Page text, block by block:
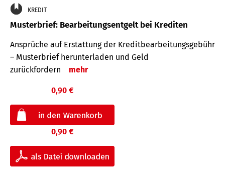
KREDIT
Musterbrief: Bearbeitungsentgelt bei Krediten
Ansprüche auf Erstattung der Kreditbearbeitungsgebühr
– Musterbrief herunterladen und Geld
zurückfordern
mehr
0,90 €
0,90 €